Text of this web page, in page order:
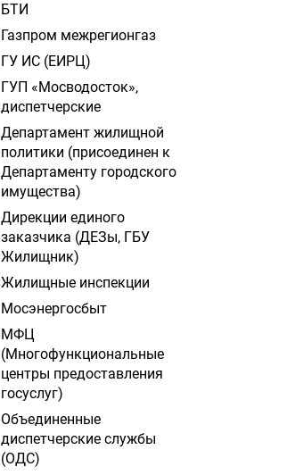
БТИ
Газпром межрегионгаз
ГУ ИС (ЕИРЦ)
ГУП «Мосводосток»,
диспетчерские
Департамент жилищной
политики (присоединен к
Департаменту городского
имущества)
Дирекции единого
заказчика (ДЕЗы, ГБУ
Жилищник)
Жилищные инспекции
Мосэнергосбыт
МФЦ
(Многофункциональные
центры предоставления
госуслуг)
Объединенные
диспетчерские службы
(ОДС)